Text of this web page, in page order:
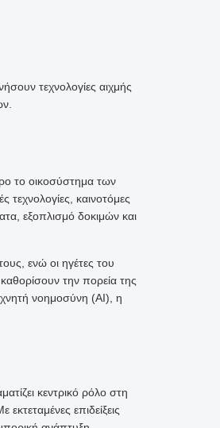
τεχνολογίες αιχμής
το οικοσύστημα των
τεχνολογίες, καινοτόμες
εξοπλισμό δοκιμών και
ενώ οι ηγέτες του
την πορεία της
νοημοσύνη (AI), η
κεντρικό ρόλο στη
επιδείξεις